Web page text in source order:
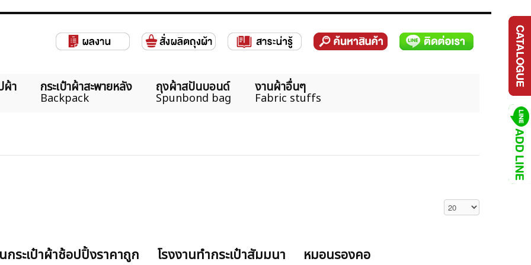
ผ้า กระเป๋าผ้าสะพายหลัง
Backpack
ถุงผ้าสปันบอนด์
Spunbond bag
งานผ้าอื่นๆ
Fabric stuffs
แสดง #
กระเป๋าผ้าช้อปปิ้งราคาถูก โรงงานทำกระเป๋าสัมมนา หมอนรองคอ